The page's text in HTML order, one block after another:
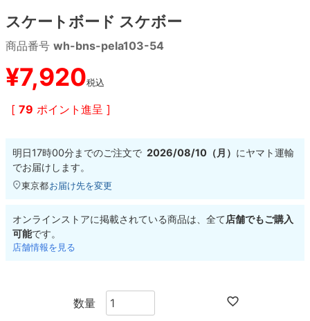
スケートボード スケボー
商品番号 wh-bns-pela103-54
¥7,920税込
[ 79 ポイント進呈 ]
明日17時00分までのご注文で 2026/08/10（月） にヤマト運輸
でお届けします。
東京都お届け先を変更
オンラインストアに掲載されている商品は、全て店舗でもご購入
可能です。
店舗情報を見る
9.0inch以上
シェイプデッキ
高性能デッキ